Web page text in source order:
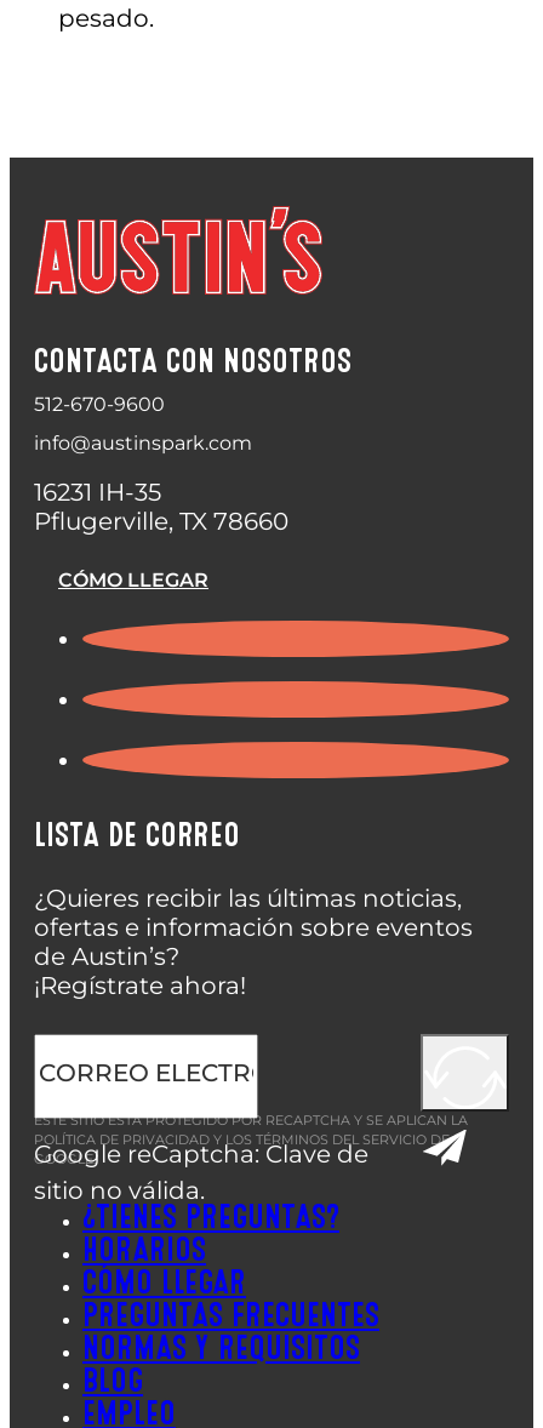
pesado.
CONTACTA CON NOSOTROS
512-670-9600
info@austinspark.com
16231 IH-35
Pflugerville, TX 78660
CÓMO LLEGAR
LISTA DE CORREO
¿Quieres recibir las últimas noticias,
ofertas e información sobre eventos
de Austin’s?
¡Regístrate ahora!
Google reCaptcha: Clave de
sitio no válida.
ESTE SITIO ESTÁ PROTEGIDO POR RECAPTCHA Y SE APLICAN LA
POLÍTICA DE PRIVACIDAD Y LOS TÉRMINOS DEL SERVICIO DE
GOOGLE.
¿TIENES PREGUNTAS?
HORARIOS
CÓMO LLEGAR
PREGUNTAS FRECUENTES
NORMAS Y REQUISITOS
BLOG
EMPLEO